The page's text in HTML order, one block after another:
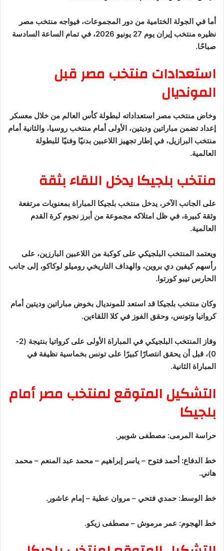
أما في الجولة الختامية من دور المجموعات، فيواجه منتخب مصر
نظيره منتخب إيران يوم 27 يونيو 2026، في تمام الساعة السادسة
صباحًا.
استعدادات منتخب مصر قبل
المونديال
وخاض منتخب مصر استعداداته لبطولة كأس العالم من خلال معسكر
إعداد تضمن مباراتين وديتين، الأولى أمام منتخب روسيا، والثانية أمام
منتخب البرازيل، في إطار تجهيز اللاعبين بدنيًا وفنيًا للبطولة
العالمية.
منتخب بلجيكا يدخل اللقاء بثقة
على الجانب الآخر، يدخل منتخب بلجيكا المباراة بمعنويات مرتفعة
وثقة كبيرة، في ظل امتلاكه مجموعة من أبرز نجوم كرة القدم
العالمية.
ويعتمد المنتخب البلجيكي على كوكبة من اللاعبين البارزين، على
رأسهم كيفين دي بروين، والهداف التاريخي روميلو لوكاكو، إلى جانب
الحارس تيبو كورتوا.
وكان منتخب بلجيكا قد استعد للمونديال بخوض مباراتين وديتين أمام
كرواتيا وتونس، وحقق الفوز في كلا اللقاءين.
وفاز المنتخب البلجيكي في المباراة الأولى على كرواتيا بنتيجة (2-
0)، قبل أن يحقق انتصارًا كبيرًا على تونس بخماسية نظيفة في
المباراة الثانية.
التشكيل المتوقع لمنتخب مصر أمام
بلجيكا
حراسة المرمى: مصطفى شوبير.
خط الدفاع: أحمد فتوح – ياسر إبراهيم – محمد عبد المنعم – محمد
هاني.
خط الوسط: حمدي فتحي – مروان عطية – إمام عاشور.
خط الهجوم: عمر مرموش – مصطفى زيكو.